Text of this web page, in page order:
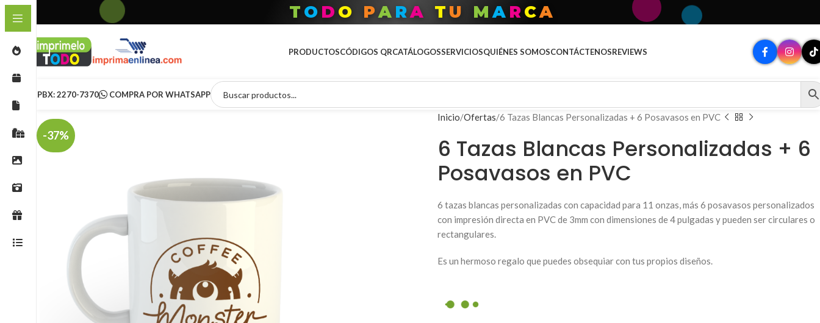
T O D O PA RA T U MA RCA
PRODUCTOSCÓDIGOS QRCATÁLOGOSSERVICIOSQUIÉNES SOMOSCONTÁCTENOSREVIEWS
PBX: 2270-7370 COMPRA POR WHATSAPP
-37%
Inicio Ofertas 6 Tazas Blancas Personalizadas + 6 Posavasos en PVC
6 Tazas Blancas Personalizadas + 6
Posavasos en PVC
6 tazas blancas personalizadas con capacidad para 11 onzas, más 6 posavasos personalizados
con impresión directa en PVC de 3mm con dimensiones de 4 pulgadas y pueden ser circulares o
rectangulares.
Es un hermoso regalo que puedes obsequiar con tus propios diseños.